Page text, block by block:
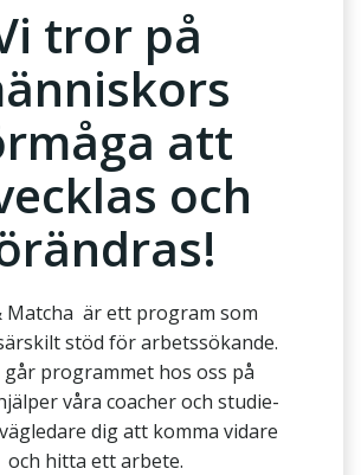
tror på
att
och
Matcha är ett program som
stöd för arbetssökande.
går programmet hos oss på
våra coacher och studie-
dig att komma vidare
och hitta ett arbete.